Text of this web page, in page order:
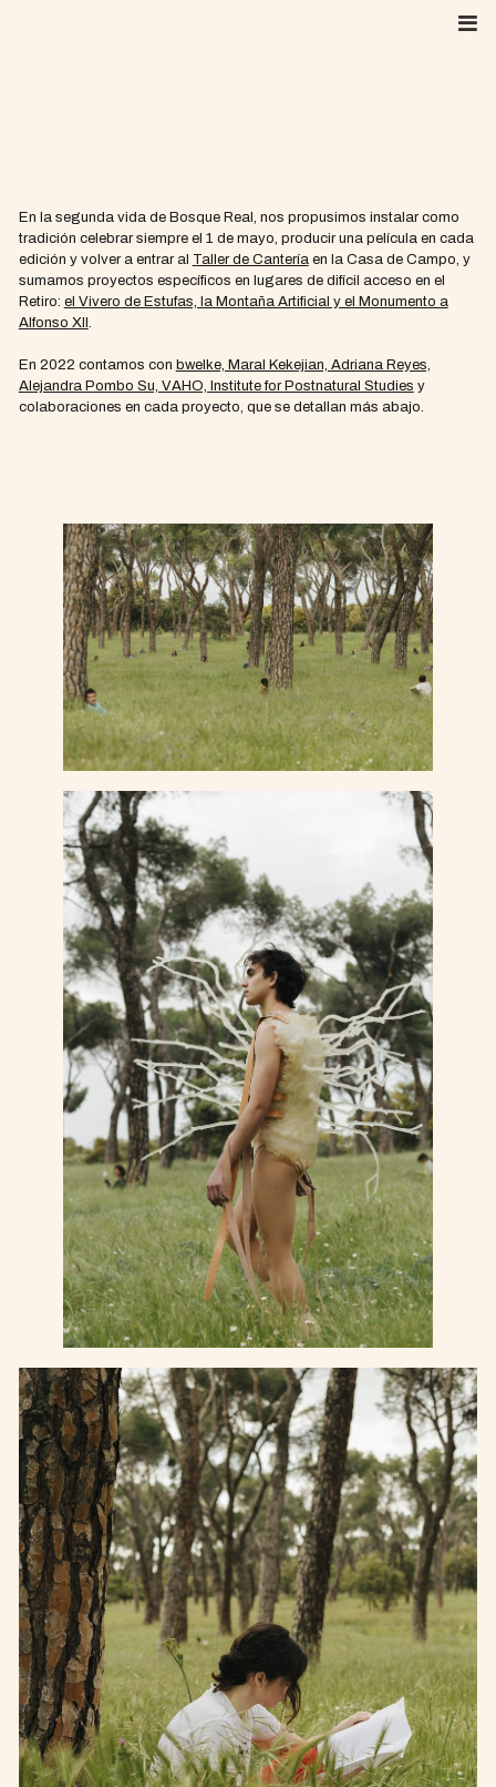
En la segunda vida de Bosque Real, nos propusimos instalar como
tradición celebrar siempre el 1 de mayo, producir una película en cada
edición y volver a entrar al Taller de Cantería en la Casa de Campo, y
sumamos proyectos específicos en lugares de difícil acceso en el
Retiro: el Vivero de Estufas, la Montaña Artificial y el Monumento a
Alfonso XII
En 2022 contamos con bwelke, Maral Kekejian, Adriana Reyes,
Alejandra Pombo Su, VAHO, Institute for Postnatural Studies y
colaboraciones en cada proyecto, que se detallan más abajo.